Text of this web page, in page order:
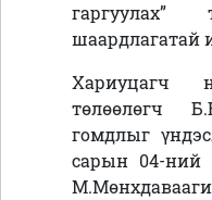
гаргуулах”
шаардлагатай
Хариуцагч
төлөөлөгч
гомдлыг
сарын 04-ний